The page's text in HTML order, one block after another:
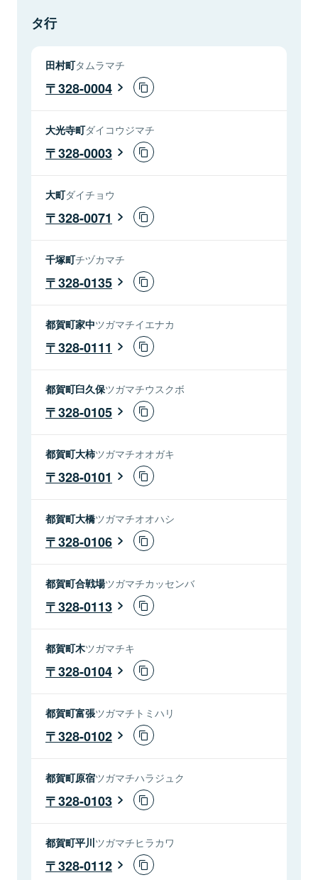
タ行
田村町タムラマチ
328-0004
大光寺町ダイコウジマチ
328-0003
大町ダイチョウ
328-0071
千塚町チヅカマチ
328-0135
都賀町家中ツガマチイエナカ
328-0111
都賀町臼久保ツガマチウスクボ
328-0105
都賀町大柿ツガマチオオガキ
328-0101
都賀町大橋ツガマチオオハシ
328-0106
都賀町合戦場ツガマチカッセンバ
328-0113
都賀町木ツガマチキ
328-0104
都賀町富張ツガマチトミハリ
328-0102
都賀町原宿ツガマチハラジュク
328-0103
都賀町平川ツガマチヒラカワ
328-0112